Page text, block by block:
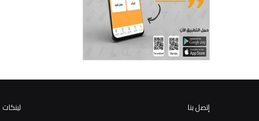
إتصل بنا لينكات